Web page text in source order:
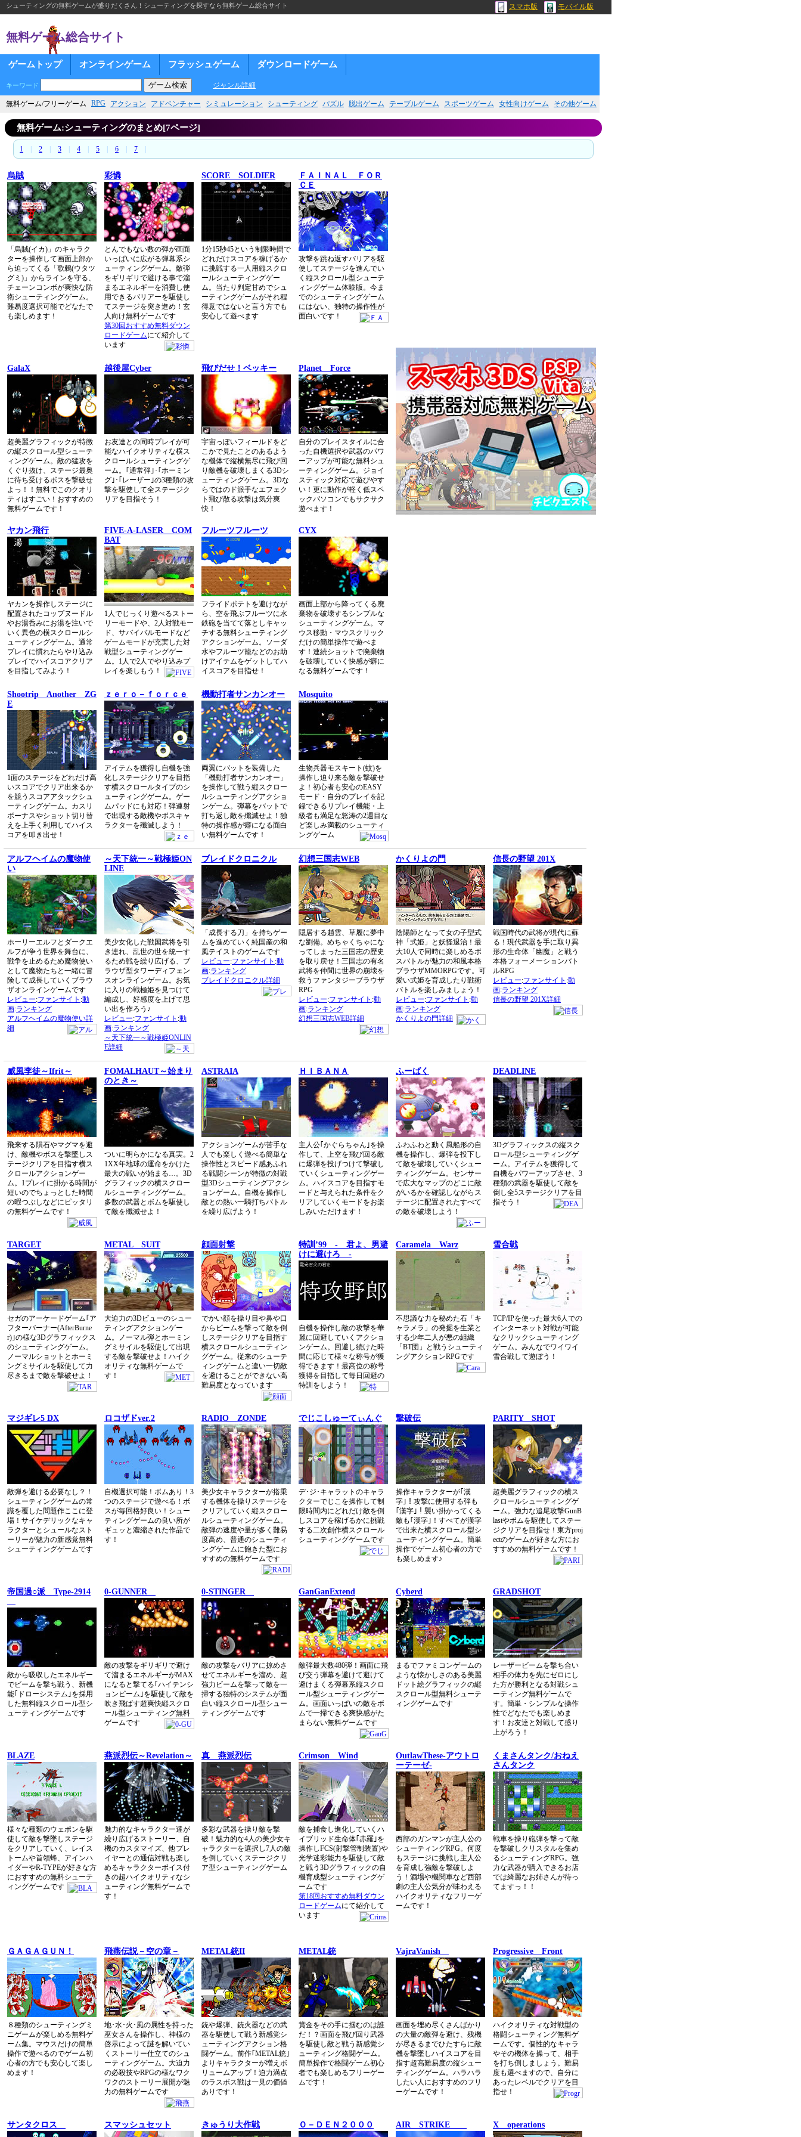
シューティングの無料ゲームが盛りだくさん！シューティングを探すなら無料ゲーム総合サイト スマホ版 モバイル版
無料ゲーム総合サイト
ゲームトップ オンラインゲーム フラッシュゲーム ダウンロードゲーム
キーワード ジャンル詳細
無料ゲーム/フリーゲーム RPG アクション アドベンチャー シミュレーション シューティング パズル 脱出ゲーム テーブルゲーム スポーツゲーム 女性向けゲーム その他ゲーム
無料ゲーム:シューティングのまとめ[7ページ]
1 2 3 4 5 6 7
烏賊
「烏賊(イカ)」のキャラク
ターを操作して画面上部か
ら迫ってくる「歌鶫(ウタツ
グミ)」からラインを守る、
チェーンコンボが爽快な防
衛シューティングゲーム。
難易度選択可能でどなたで
も楽しめます！
彩憐
とんでもない数の弾が画面
いっぱいに広がる弾幕系シ
ューティングゲーム。敵弾
をギリギリで避ける事で溜
まるエネルギーを消費し使
用できるバリアーを駆使し
てステージを突き進め！玄
人向け無料ゲームです
第30回おすすめ無料ダウン
ロードゲームにて紹介して
います
SCORE SOLDIER
1分15秒45という制限時間で
どれだけスコアを稼げるか
に挑戦する一人用縦スクロ
ールシューティングゲー
ム。当たり判定甘めでシュ
ーティングゲームがそれ程
得意ではないと言う方でも
安心して遊べます
ＦＡＩＮＡＬ ＦＯＲ
ＣＥ
攻撃を跳ね返すバリアを駆
使してステージを進んでい
く縦スクロール型シューテ
ィングゲーム体験版。今ま
でのシューティングゲーム
にはない、独特の操作性が
面白いです！
GalaX
超美麗グラフィックが特徴
の縦スクロール型シューテ
ィングゲーム。敵の猛攻を
くぐり抜け、ステージ最奥
に待ち受けるボスを撃破せ
よっ！！無料でこのクオリ
ティはすごい！おすすめの
無料ゲームです！
越後屋Cyber
お友達との同時プレイが可
能なハイクオリティな横ス
クロールシューティングゲ
ーム。｢通常弾｣･｢ホーミン
グ｣･｢レーザー｣の3種類の攻
撃を駆使して全ステージク
リアを目指そう！
飛びだせ！ベッキー
宇宙っぽいフィールドをど
こかで見たことのあるよう
な機体で縦横無尽に飛び回
り敵機を破壊しまくる3Dシ
ューティングゲーム。3Dな
らではのド派手なエフェク
ト飛び散る攻撃は気分爽
快！
Planet Force
自分のプレイスタイルに合
った自機選択や武器のパワ
ーアップが可能な無料シュ
ーティングゲーム。ジョイ
スティック対応で遊びやす
い！更に動作が軽く低スペ
ックパソコンでもサクサク
遊べます！
ヤカン飛行
ヤカンを操作しステージに
配置されたコップヌードル
やお湯呑みにお湯を注いで
いく異色の横スクロールシ
ューティングゲーム。通常
プレイに慣れたらやり込み
プレイでハイスコアクリア
を目指してみよう！
FIVE-A-LASER COM
BAT
1人でじっくり遊べるストー
リーモードや、2人対戦モー
ド、サバイバルモードなど
ゲームモードが充実した対
戦型シューティングゲー
ム。1人で2人でやり込みプ
レイを楽しもう！
フルーツフルーツ
フライドポテトを避けなが
ら、空を飛ぶフルーツに水
鉄砲を当てて落としキャッ
チする無料シューティング
アクションゲーム。ソーダ
水やフルーツ籠などのお助
けアイテムをゲットしてハ
イスコアを目指せ！
CYX
画面上部から降ってくる廃
棄物を破壊するシンプルな
シューティングゲーム。マ
ウス移動・マウスクリック
だけの簡単操作で遊べま
す！連続ショットで廃棄物
を破壊していく快感が癖に
なる無料ゲームです！
Shootrip Another ZG
E
1面のステージをどれだけ高
いスコアでクリア出来るか
を競うスコアアタックシュ
ーティングゲーム。カスリ
ボーナスやショット切り替
えを上手く利用してハイス
コアを叩き出せ！
ｚｅｒｏ－ｆｏｒｃｅ
アイテムを獲得し自機を強
化しステージクリアを目指
す横スクロールタイプのシ
ューティングゲーム。ゲー
ムパッドにも対応！弾連射
で出現する敵機やボスキャ
ラクターを殲滅しよう！
機動打者サンカンオー
両翼にバットを装備した
「機動打者サンカンオー」
を操作して戦う縦スクロー
ルシューティングアクショ
ンゲーム。弾幕をバットで
打ち返し敵を殲滅せよ！独
特の操作感が癖になる面白
い無料ゲームです！
Mosquito
生物兵器モスキート(蚊)を
操作し迫り来る敵を撃破せ
よ！初心者も安心のEASY
モード・自分のプレイを記
録できるリプレイ機能・上
級者も満足な怒涛の2週目な
ど楽しみ満載のシューティ
ングゲーム
アルフヘイムの魔物使
い
ホーリーエルフとダークエ
ルフが争う世界を舞台に、
戦争を止めるため魔物使い
として魔物たちと一緒に冒
険して成長していくブラウ
ザオンラインゲームです
レビュー:ファンサイト :動
画:ランキング
アルフヘイムの魔物使い詳
細
～天下統一～戦極姫ON
LINE
美少女化した戦国武将を引
き連れ、乱世の世を統一す
るため戦を繰り広げる、ブ
ラウザ型タワーディフェン
スオンラインゲーム。お気
に入りの戦極姫を見つけて
編成し、好感度を上げて思
い出を作ろう♪
レビュー:ファンサイト :動
画:ランキング
～天下統一～戦極姫ONLIN
E詳細
ブレイドクロニクル
「成長する刀」を持ちゲー
ムを進めていく純国産の和
風テイストのゲームです
レビュー:ファンサイト :動
画:ランキング
ブレイドクロニクル詳細
幻想三国志WEB
隠居する趙雲、草履に夢中
な劉備。めちゃくちゃにな
ってしまった三国志の歴史
を取り戻せ！三国志の有名
武将を仲間に世界の崩壊を
救うファンタジーブラウザ
RPG
レビュー:ファンサイト :動
画:ランキング
幻想三国志WEB詳細
かくりよの門
陰陽師となって女の子型式
神「式姫」と妖怪退治！最
大10人で同時に楽しめるボ
スバトルが魅力の和風本格
ブラウザMMORPGです。可
愛い式姫を育成したり戦術
バトルを楽しみましょう！
レビュー:ファンサイト :動
画:ランキング
かくりよの門詳細
信長の野望 201X
戦国時代の武将が現代に蘇
る！現代武器を手に取り異
形の生命体「幽魔」と戦う
本格フォーメーションバト
ルRPG
レビュー:ファンサイト :動
画:ランキング
信長の野望 201X詳細
威風李徒～Ifrit～
飛来する隕石やマグマを避
け、敵機やボスを撃墜しス
テージクリアを目指す横ス
クロールアクションゲー
ム。1プレイに掛かる時間が
短いのでちょっとした時間
の暇つぶしなどにピッタリ
の無料ゲームです！
FOMALHAUT～始まり
のとき～
ついに明らかになる真実。2
1XX年地球の運命をかけた
最大の戦いが始まる…。3D
グラフィックの横スクロー
ルシューティングゲーム。
多数の武器とボムを駆使し
て敵を殲滅せよ！
ASTRAIA
アクションゲームが苦手な
人でも楽しく遊べる簡単な
操作性とスピード感あふれ
る戦闘シーンが特徴の対戦
型3Dシューティングアクシ
ョンゲーム。自機を操作し
敵との熱い一騎打ちバトル
を繰り広げよう！
ＨＩＢＡＮＡ
主人公｢かぐらちゃん｣を操
作して、上空を飛び回る敵
に爆弾を投げつけて撃破し
ていくシューティングゲー
ム。ハイスコアを目指すモ
ードと与えられた条件をク
リアしていくモードをお楽
しみいただけます！
ふーばく
ふわふわと動く風船形の自
機を操作し、爆弾を投下し
て敵を破壊していくシュー
ティングゲーム。センサー
で広大なマップのどこに敵
がいるかを確認しながらス
テージに配置されたすべて
の敵を破壊しよう！
DEADLINE
3Dグラフィックスの縦スク
ロール型シューティングゲ
ーム。アイテムを獲得して
自機をパワーアップさせ、3
種類の武器を駆使して敵を
倒し全5ステージクリアを目
指そう！
TARGET
セガのアーケードゲーム｢ア
フターバーナー(AfterBurne
r)｣の様な3Dグラフィックス
のシューティングゲーム。
ノーマルショットとホーミ
ングミサイルを駆使して力
尽きるまで敵を撃破せよ！
METAL SUIT
大迫力の3Dビューのシュー
ティングアクションゲー
ム。ノーマル弾とホーミン
グミサイルを駆使して出現
する敵を撃破せよ！ハイク
オリティな無料ゲームで
す！
顔面射撃
でかい顔を操り目や鼻や口
からビームを撃って敵を倒
しステージクリアを目指す
横スクロールシューティン
グゲーム。従来のシューテ
ィングゲームと違い一切敵
を避けることができない高
難易度となっています
特訓’99 - 君よ、男避
けに避けろ -
自機を操作し敵の攻撃を華
麗に回避していくアクショ
ンゲーム。回避し続けた時
間に応じて様々な称号が獲
得できます！最高位の称号
獲得を目指して毎日回避の
特訓をしよう！
Caramela Warz
不思議な力を秘めた石「キ
ャラメラ」の発掘を生業と
する少年二人が悪の組織
「BT団」と戦うシューティ
ングアクションRPGです
雪合戦
TCP/IPを使った最大6人での
インターネット対戦が可能
なクリックシューティング
ゲーム。みんなでワイワイ
雪合戦して遊ぼう！
マジギレ5 DX
敵弾を避ける必要なし？！
シューティングゲームの常
識を覆した問題作ここに登
場！サイケデリックなキャ
ラクターとシュールなスト
ーリーが魅力の新感覚無料
シューティングゲームです
ロコザドver.2
自機選択可能！ボムあり！3
つのステージで遊べる！ボ
スが毎回格好良い！シュー
ティングゲームの良い所が
ギュッと濃縮された作品で
す！
RADIO ZONDE
美少女キャラクターが搭乗
する機体を操りステージを
クリアしていく縦スクロー
ルシューティングゲーム。
敵弾の速度や量が多く難易
度高め、普通のシューティ
ングゲームに飽きた型にお
すすめの無料ゲームです
でじこしゅーてぃんぐ
デ･ジ･キャラットのキャラ
クターでじこを操作して制
限時間内にどれだけ敵を倒
しスコアを稼げるかに挑戦
する二次創作横スクロール
シューティングゲームです
撃破伝
操作キャラクターが｢漢
字｣！攻撃に使用する弾も
｢漢字｣！襲い掛かってくる
敵も｢漢字｣！すべてが漢字
で出来た横スクロール型シ
ューティングゲーム。簡単
操作でゲーム初心者の方で
も楽しめます♪
PARITY SHOT
超美麗グラフィックの横ス
クロールシューティングゲ
ーム。強力な追尾攻撃GunB
lastやボムを駆使してステー
ジクリアを目指せ！東方proj
ectのゲームが好きな方にお
すすめの無料ゲームです！
帝国過○派 Type-2914
敵から吸収したエネルギー
でビームを撃ち戦う、新機
能｢ドローシステム｣を採用
した無料縦スクロール型シ
ューティングゲームです
0-GUNNER
敵の攻撃をギリギリで避け
て溜まるエネルギーがMAX
になると撃てる｢ハイテンシ
ョンビーム｣を駆使して敵を
吹き飛ばす超爽快縦スクロ
ール型シューティング無料
ゲームです
0-STINGER
敵の攻撃をバリアに掠めさ
せてエネルギーを溜め、超
強力ビームを撃って敵を一
掃する独特のシステムが面
白い縦スクロール型シュー
ティングゲームです
GanGanExtend
敵弾最大数480弾！画面に飛
び交う弾幕を避けて避けて
避けまくる弾幕系縦スクロ
ール型シューティングゲー
ム。画面いっぱいの敵をボ
ムで一掃できる爽快感がた
まらない無料ゲームです
Cyberd
まるでファミコンゲームの
ような懐かしさのある美麗
ドット絵グラフィックの縦
スクロール型無料シューテ
ィングゲームです
GRADSHOT
レーザービームを撃ち合い
相手の体力を先にゼロにし
た方が勝利となる対戦シュ
ーティング無料ゲームで
す。簡単・シンプルな操作
性でどなたでも楽しめま
す！お友達と対戦して盛り
上がろう！
BLAZE
様々な種類のウェポンを駆
使して敵を撃墜しステージ
をクリアしていく、レイス
トームや首領蜂、アインハ
イダーやR-TYPEが好きな方
におすすめの無料シューテ
ィングゲームです
燕派烈伝～Revelation～
魅力的なキャラクター達が
繰り広げるストーリー、自
機のカスタマイズ、他プレ
イヤーとの通信対戦も楽し
めるキャラクターボイス付
きの超ハイクオリティなシ
ューティング無料ゲームで
す！
真 燕派烈伝
多彩な武器を操り敵を撃
破！魅力的な4人の美少女キ
ャラクターを選択し7人の敵
を倒していくステージクリ
ア型シューティングゲーム
Crimson Wind
敵を捕食し進化していくハ
イブリッド生命体｢赤羅｣を
操作しFCS(射撃管制装置)や
光学迷彩能力を駆使して敵
と戦う3Dグラフィックの自
機育成型シューティングゲ
ームです
第18回おすすめ無料ダウン
ロードゲームにて紹介して
います
OutlawThese-アウトロ
ーテーゼ-
西部のガンマンが主人公の
シューティングRPG。何度
もステージに挑戦し主人公
を育成し強敵を撃破しよ
う！酒場や機関車など西部
劇の主人公気分が味わえる
ハイクオリティなフリーゲ
ームです！
くまさんタンク/おねえ
さんタンク
戦車を操り砲弾を撃って敵
を撃破しクリスタルを集め
るシューティングRPG。強
力な武器が購入できるお店
では綺麗なお姉さんが待っ
てますっ！！
ＧＡＧＡＧＵＮ！
８種類のシューティングミ
ニゲームが楽しめる無料ゲ
ーム集。マウスだけの簡単
操作で遊べるのでゲーム初
心者の方でも安心して楽し
めます！
飛燕伝説－空の章－
地･水･火･風の属性を持った
巫女さんを操作し、神様の
啓示によって謎を解いてい
くストーリー仕立てのシュ
ーティングゲーム。大迫力
の必殺技やRPGの様なワク
ワクのストーリー展開が魅
力の無料ゲームです
METAL銃II
銃や爆弾、銃火器などの武
器を駆使して戦う新感覚シ
ューティングアクション格
闘ゲーム。前作｢METAL銃｣
よりキャラクターが増えボ
リュームアップ！迫力満点
のラスボス戦は一見の価値
ありです！
METAL銃
賞金をその手に掴むのは誰
だ！？画面を飛び回り武器
を駆使し敵と戦う新感覚シ
ューティング格闘ゲーム。
簡単操作で格闘ゲーム初心
者でも楽しめるフリーゲー
ムです！
VajraVanish
画面を埋め尽くさんばかり
の大量の敵弾を避け、残機
が尽きるまでひたすらに敵
機を撃墜しハイスコアを目
指す超高難易度の縦シュー
ティングゲーム。ハラハラ
したい人におすすめのフリ
ーゲームです！
Progressive Front
ハイクオリティな対戦型の
格闘シューティング無料ゲ
ームです。個性的なキャラ
やその機体を操って、相手
を打ち倒しましょう。難易
度も選べますので、自分に
あったレベルでクリアを目
指せ！
サンタクロス スマッシュセット きゅうり大作戦 Ｏ－ＤＥＮ２０００ AIR STRIKE X operations